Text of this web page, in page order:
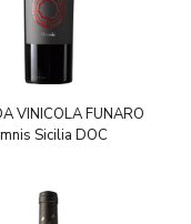
VINICOLA FUNARO
Sicilia DOC